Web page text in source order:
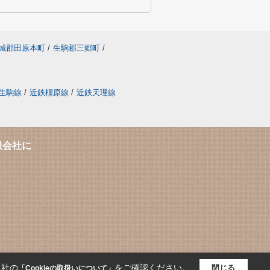
郡田原本町 / 生駒郡三郷町 /
駒線 / 近鉄橿原線 / 近鉄天理線
社に
の「Cookieの取扱いについて」 をご確認ください。 閉じる